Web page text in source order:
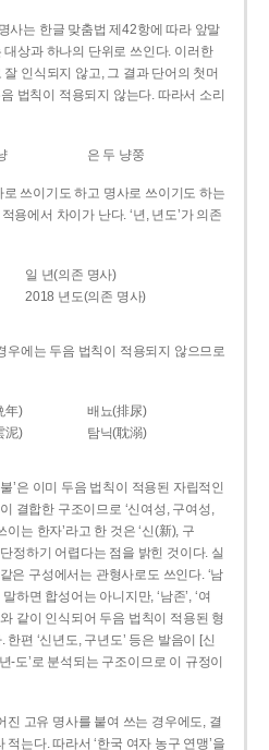
사는 한글 맞춤법 제42항에 따라 앞말
상과 하나의 단위로 쓰인다. 이러한
인식되지 않고, 그 결과 단어의 첫머
법칙이 적용되지 않는다. 따라서 소리
은 두 냥쭝
로 쓰이기도 하고 명사로 쓰이기도 하는
용에서 차이가 난다. ‘년, 년도’가 의존
일 년(의존 명사)
2018 년도(의존 명사)
우에는 두음 법칙이 적용되지 않으므로
年)
배뇨(排尿)
泥) 탐닉(耽溺)
’은 이미 두음 법칙이 적용된 자립적인
이 결합한 구조이므로 ‘신여성, 구여성,
이는 한자’라고 한 것은 ‘신(新), 구
정하기 어렵다는 점을 밝힌 것이다. 실
같은 구성에서는 관형사로도 쓰인다. ‘남
하면 합성어는 아니지만, ‘남존’, ‘여
와 같이 인식되어 두음 법칙이 적용된 형
편 ‘신년도, 구년도’ 등은 발음이 [신
-­도’로 분석되는 구조이므로 이 규정이
진 고유 명사를 붙여 쓰는 경우에도, 결
는다. 따라서 ‘한국 여자 농구 연맹’을